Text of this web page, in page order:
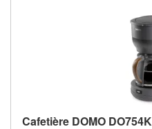
Cafetière DOMO DO754K